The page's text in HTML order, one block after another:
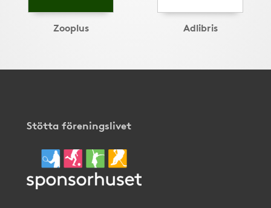
Zooplus Adlibris
Stötta föreningslivet